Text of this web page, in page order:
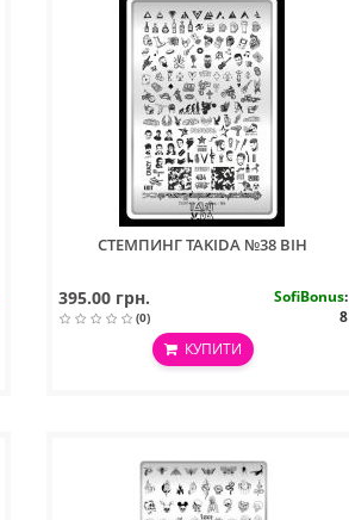
СТЕМПИНГ TAKIDA №38 ВІН
395.00 грн.
(0)
SofiBonus:
8
КУПИТИ